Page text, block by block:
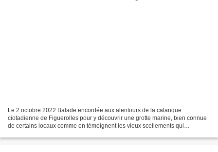
Le 2 octobre 2022 Balade encordée aux alentours de la calanque
ciotadienne de Figuerolles pour y découvrir une grotte marine, bien connue
de certains locaux comme en témoignent les vieux scellements qui